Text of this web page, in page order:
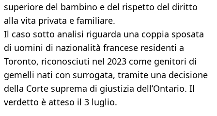
superiore del bambino e del rispetto del diritto
alla vita privata e familiare.
Il caso sotto analisi riguarda una coppia sposata
di uomini di nazionalità francese residenti a
Toronto, riconosciuti nel 2023 come genitori di
gemelli nati con surrogata, tramite una decisione
della Corte suprema di giustizia dell’Ontario. Il
verdetto è atteso il 3 luglio.